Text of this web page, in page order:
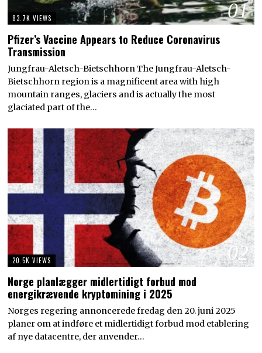
01
83.7K VIEWS
Pfizer’s Vaccine Appears to Reduce Coronavirus
Transmission
Jungfrau-Aletsch-Bietschhorn The Jungfrau-Aletsch-
Bietschhorn region is a magnificent area with high
mountain ranges, glaciers and is actually the most
glaciated part of the…
02
20.5K VIEWS
Norge planlægger midlertidigt forbud mod
energikrævende kryptomining i 2025
Norges regering annoncerede fredag den 20. juni 2025
planer om at indføre et midlertidigt forbud mod etablering
af nye datacentre, der anvender…